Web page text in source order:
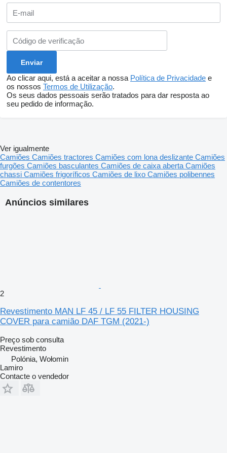
Ao clicar aqui, está a aceitar a nossa Política de Privacidade e
os nossos Termos de Utilização.
Os seus dados pessoais serão tratados para dar resposta ao
seu pedido de informação.
Anúncios similares
2
Revestimento MAN LF 45 / LF 55 FILTER HOUSING
COVER para camião DAF TGM (2021-)
Preço sob consulta
Revestimento
Polónia, Wołomin
Lamiro
Contacte o vendedor
Ver igualmente
Camiões Camiões tractores Camiões com lona deslizante Camiões
furgões Camiões basculantes Camiões de caixa aberta Camiões
chassi Camiões frigoríficos Camiões de lixo Camiões polibennes
Camiões de contentores